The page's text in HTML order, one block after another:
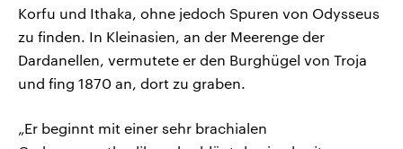
Korfu und Ithaka, ohne jedoch Spuren von Odysseus
zu finden. In Kleinasien, an der Meerenge der
Dardanellen, vermutete er den Burghügel von Troja
und fing 1870 an, dort zu graben.
„Er beginnt mit einer sehr brachialen